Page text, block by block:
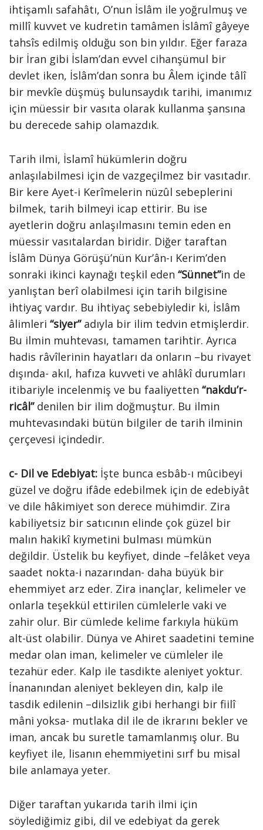
ihtişamlı safahâtı, O’nun İslâm ile yoğrulmuş ve
millî kuvvet ve kudretin tamâmen İslâmî gâyeye
tahsîs edilmiş olduğu son bin yıldır. Eğer faraza
bir İran gibi İslam’dan evvel cihanşümul bir
devlet iken, İslâm’dan sonra bu Âlem içinde tâlî
bir mevkîe düşmüş bulunsaydık tarihi, imanımız
için müessir bir vasıta olarak kullanma şansına
bu derecede sahip olamazdık.
Tarih ilmi, İslamî hükümlerin doğru
anlaşılabilmesi için de vazgeçilmez bir vasıtadır.
Bir kere Ayet-i Kerîmelerin nüzûl sebeplerini
bilmek, tarih bilmeyi icap ettirir. Bu ise
ayetlerin doğru anlaşılmasını temin eden en
müessir vasıtalardan biridir. Diğer taraftan
İslâm Dünya Görüşü’nün Kur’ân-ı Kerim’den
sonraki ikinci kaynağı teşkil eden “Sünnet”in de
yanlıştan berî olabilmesi için tarih bilgisine
ihtiyaç vardır. Bu ihtiyaç sebebiyledir ki, İslâm
âlimleri “siyer”adıyla bir ilim tedvin etmişlerdir.
Bu ilmin muhtevası, tamamen tarihtir. Ayrıca
hadis râvîlerinin hayatları da onların –bu rivayet
dışında- akıl, hafıza kuvveti ve ahlâkî durumları
itibariyle incelenmiş ve bu faaliyetten “nakdu’r-
ricâl” denilen bir ilim doğmuştur. Bu ilmin
muhtevasındaki bütün bilgiler de tarih ilminin
çerçevesi içindedir.
c- Dil ve Edebiyat: İşte bunca esbâb-ı mûcibeyi
güzel ve doğru ifâde edebilmek için de edebiyât
ve dile hâkimiyet son derece mühimdir. Zira
kabiliyetsiz bir satıcının elinde çok güzel bir
malın hakikî kıymetini bulması mümkün
değildir. Üstelik bu keyfiyet, dinde –felâket veya
saadet nokta-i nazarından- daha büyük bir
ehemmiyet arz eder. Zira inançlar, kelimeler ve
onlarla teşekkül ettirilen cümlelerle vaki ve
zahir olur. Bir cümlede kelime farkıyla hüküm
alt-üst olabilir. Dünya ve Ahiret saadetini temine
medar olan iman, kelimeler ve cümleler ile
tezahür eder. Kalp ile tasdikte aleniyet yoktur.
İnananından aleniyet bekleyen din, kalp ile
tasdik edilenin –dilsizlik gibi herhangi bir fiilî
mâni yoksa- mutlaka dil ile de ikrarını bekler ve
iman, ancak bu suretle tamamlanmış olur. Bu
keyfiyet ile, lisanın ehemmiyetini sırf bu misal
bile anlamaya yeter.
Diğer taraftan yukarıda tarih ilmi için
söylediğimiz gibi, dil ve edebiyat da gerek